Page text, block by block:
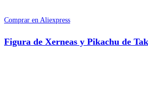
Comprar en Aliexpress
Figura de Xerneas y Pikachu de